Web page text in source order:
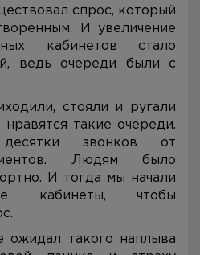
спрос, который
И увеличение
кабинетов стало
ведь очереди были с
стояли и ругали
такие очереди.
звонков от
Людям было
И тогда мы начали
кабинеты, чтобы
ожидал такого наплыва